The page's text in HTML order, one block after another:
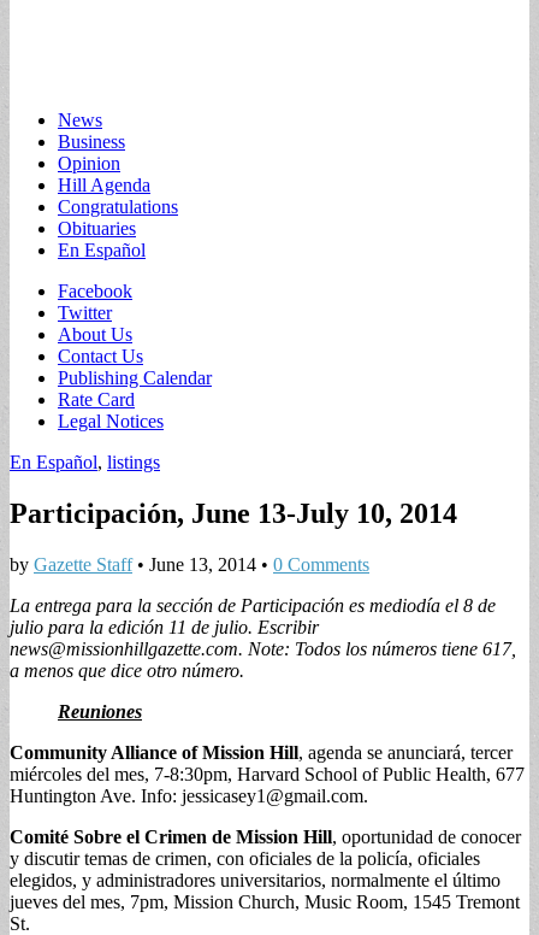
Main
menu
Skip
content
News
Business
Opinion
Hill Agenda
Congratulations
Obituaries
En Español
Sub
menu
Facebook
Twitter
About Us
Contact Us
Publishing Calendar
Rate Card
Legal Notices
En Español, listings
Participación, June 13-July 10, 2014
by Gazette Staff• June 13, 2014 • 0 Comments
La entrega para la sección de Participación es mediodía el 8 de
julio para la edición 11 de julio. Escribir
news@missionhillgazette.com. Note: Todos los números tiene 617,
a menos que dice otro número.
Reuniones
Community Alliance of Mission Hill, agenda se anunciará, tercer
miércoles del mes, 7-8:30pm, Harvard School of Public Health, 677
Huntington Ave. Info: jessicasey1@gmail.com.
Comité Sobre el Crimen de Mission Hill, oportunidad de conocer
y discutir temas de crimen, con oficiales de la policía, oficiales
elegidos, y administradores universitarios, normalmente el último
jueves del mes, 7pm, Mission Church, Music Room, 1545 Tremont
St.